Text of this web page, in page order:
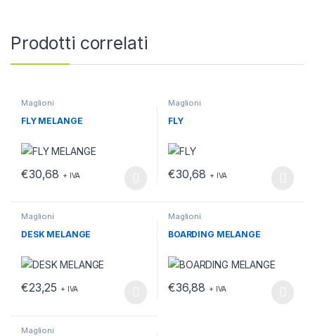
Prodotti correlati
Maglioni
FLY MELANGE
€30,68 + IVA
Maglioni
FLY
€30,68 + IVA
Maglioni
DESK MELANGE
€23,25 + IVA
Maglioni
BOARDING MELANGE
€36,88 + IVA
Maglioni